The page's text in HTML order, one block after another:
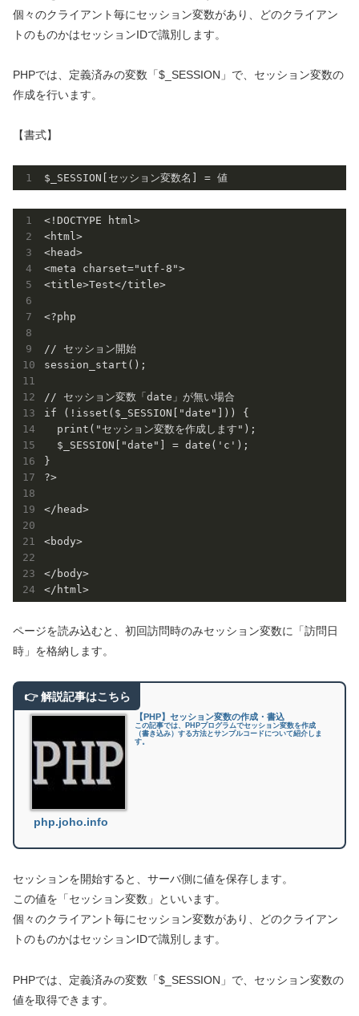
個々のクライアント毎にセッション変数があり、どのクライアン
トのものかはセッションIDで識別します。
PHPでは、定義済みの変数「$_SESSION」で、セッション変数の
作成を行います。
【書式】
<!DOCTYPE html>
<html>
<head>
<meta charset="utf-8">
<title>Test</title>
<?php
// セッション開始
session_start();
// セッション変数「date」が無い場合
if (!isset($_SESSION["date"])) {
  print("セッション変数を作成します");
  $_SESSION["date"] = date('c');
}
?>
</head>
<body>
</body>
ページを読み込むと、初回訪問時のみセッション変数に「訪問日
時」を格納します。
【PHP】セッション変数の作成・書込
この記事では、PHPプログラムでセッション変数を作成
（書き込み）する方法とサンプルコードについて紹介しま
す。
php.joho.info
セッションを開始すると、サーバ側に値を保存します。
この値を「セッション変数」といいます。
個々のクライアント毎にセッション変数があり、どのクライアン
トのものかはセッションIDで識別します。
PHPでは、定義済みの変数「$_SESSION」で、セッション変数の
値を取得できます。